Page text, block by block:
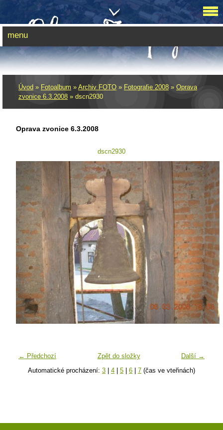
Úvod » Fotoalbum » Archiv FOTO » Fotografie 2008 » Oprava
zvonice 6.3.2008 » dscn2930
Oprava zvonice 6.3.2008
dscn2930
← Předchozí Další →
Zpět do složky
Automatické procházení: 3 | 4 | 5 | 6 | 7 (čas ve vteřinách)
menu